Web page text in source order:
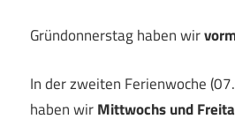
Gründonnerstag haben wir
In der zweiten Ferienwoche
haben wirMittwochs und